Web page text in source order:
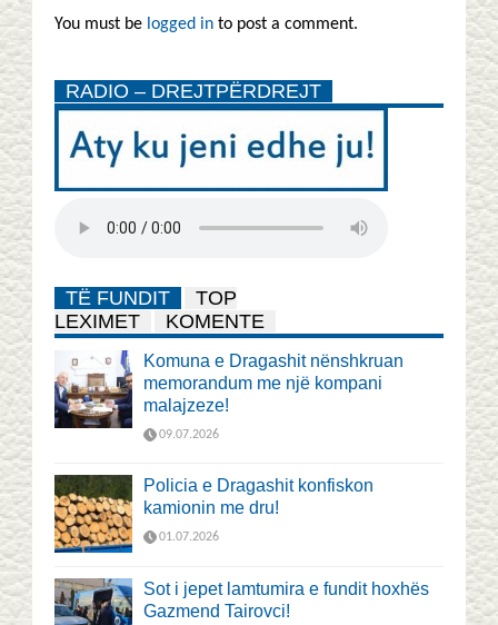
You must be logged in to post a comment.
RADIO – DREJTPËRDREJT
TË FUNDIT
TOP
LEXIMET
KOMENTE
Komuna e Dragashit nënshkruan
memorandum me një kompani
malajzeze!
09.07.2026
Policia e Dragashit konfiskon
kamionin me dru!
01.07.2026
Sot i jepet lamtumira e fundit hoxhës
Gazmend Tairovci!